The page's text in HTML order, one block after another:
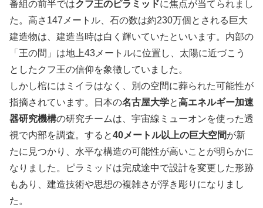
番組の前半ではクフ王のピラミッドに焦点が当てられまし
た。高さ147メートル、石の数は約230万個とされる巨大
建造物は、建造当時は白く輝いていたといいます。内部の
「王の間」は地上43メートルに位置し、太陽に近づこう
としたクフ王の信仰を象徴していました。
しかし棺にはミイラはなく、別の空間に葬られた可能性が
指摘されています。日本の名古屋大学と高エネルギー加速
器研究機構の研究チームは、宇宙線ミューオンを使った透
視で内部を調査。すると40メートル以上の巨大空間が新
たに見つかり、水平な構造の可能性が高いことが明らかに
なりました。ピラミッドは完成途中で設計を変更した形跡
もあり、建造技術や思想の複雑さが浮き彫りになりまし
た。